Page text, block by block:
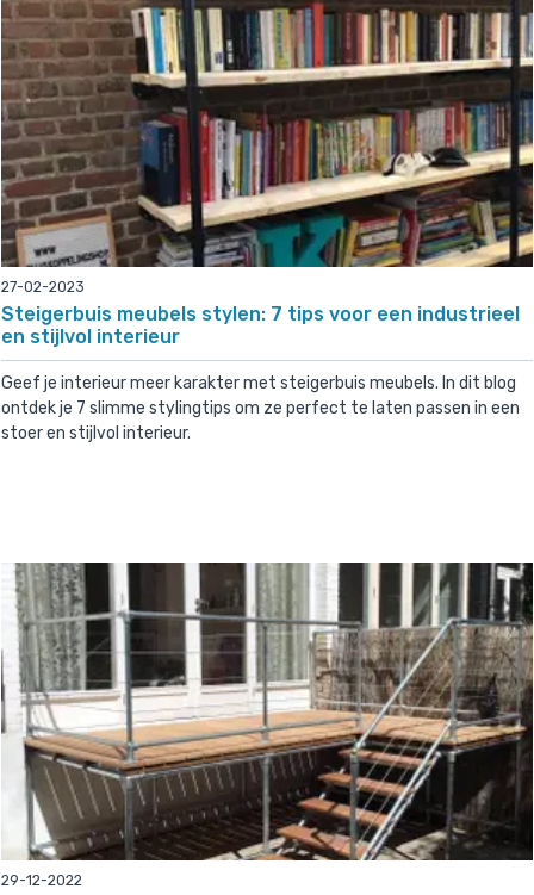
27-02-2023
Steigerbuis meubels stylen: 7 tips voor een industrieel
en stijlvol interieur
Geef je interieur meer karakter met steigerbuis meubels. In dit blog
ontdek je 7 slimme stylingtips om ze perfect te laten passen in een
stoer en stijlvol interieur.
29-12-2022